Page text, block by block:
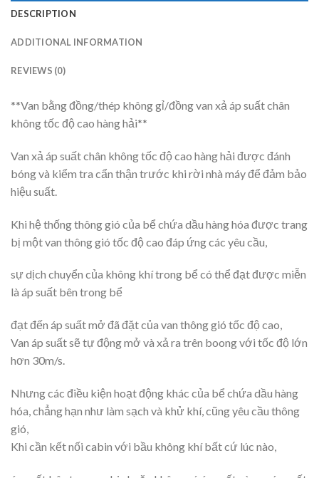
DESCRIPTION
ADDITIONAL INFORMATION
REVIEWS (0)
**Van bằng đồng/thép không gỉ/đồng van xả áp suất chân
không tốc độ cao hàng hải**
Van xả áp suất chân không tốc độ cao hàng hải được đánh
bóng và kiểm tra cẩn thận trước khi rời nhà máy để đảm bảo
hiệu suất.
Khi hệ thống thông gió của bể chứa dầu hàng hóa được trang
bị một van thông gió tốc độ cao đáp ứng các yêu cầu,
sự dịch chuyển của không khí trong bể có thể đạt được miễn
là áp suất bên trong bể
đạt đến áp suất mở đã đặt của van thông gió tốc độ cao,
Van áp suất sẽ tự động mở và xả ra trên boong với tốc độ lớn
hơn 30m/s.
Nhưng các điều kiện hoạt động khác của bể chứa dầu hàng
hóa, chẳng hạn như làm sạch và khử khí, cũng yêu cầu thông
gió,
Khi cần kết nối cabin với bầu không khí bất cứ lúc nào,